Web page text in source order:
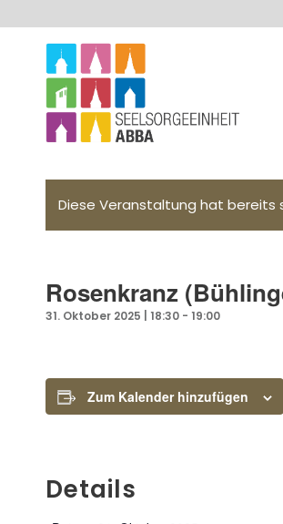
Diese Veranstaltung hat
Rosenkranz
31. Oktober 2025 | 18:30 - 19:00
Zum Kalender hinzufügen
Details